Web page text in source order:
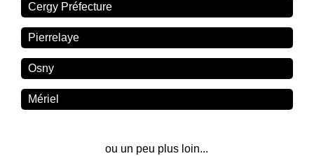
Cergy Préfecture
Pierrelaye
Osny
Mériel
ou un peu plus loin...